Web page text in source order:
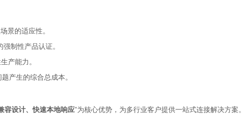
景的适应性。
制性产品认证。
产能力。
产生的综合总成本。
容设计、快速本地响应”为核心优势，为多行业客户提供一站式连接解决方案。